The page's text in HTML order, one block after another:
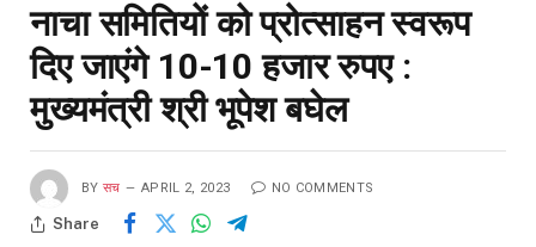
नाचा समितियों को प्रोत्साहन स्वरूप
दिए जाएंगे 10-10 हजार रुपए :
मुख्यमंत्री श्री भूपेश बघेल
BY सच APRIL 2, 2023 NO COMMENTS
Share